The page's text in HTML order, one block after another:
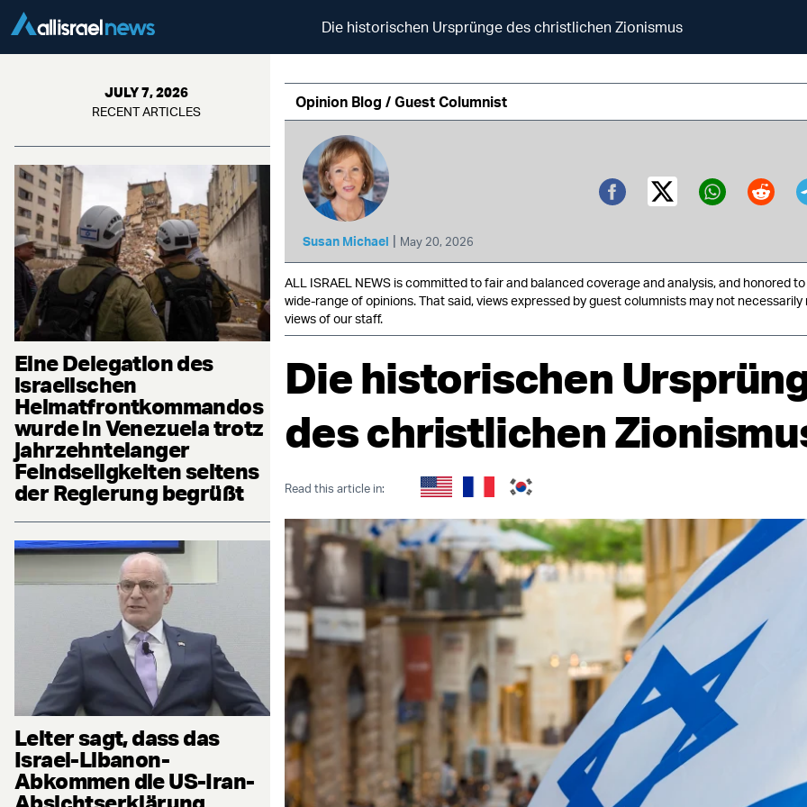
Die historischen Ursprünge des christlichen Zionismus
JULY 7, 2026
RECENT ARTICLES
Eine Delegation des
israelischen
Heimatfrontkommandos
wurde in Venezuela trotz
jahrzehntelanger
Feindseligkeiten seitens
der Regierung begrüßt
Leiter sagt, dass das
Israel-Libanon-
Abkommen die US-Iran-
Opinion Blog / Guest Columnist
Susan Michael | May 20, 2026
Facebook
Twitter (X)
ALL ISRAEL NEWS is committed to fair and balanced coverage and analysis, and honored
wide-range of opinions. That said, views expressed by guest columnists may not
views of our staff.
Die historischen
des christlichen
Read this article in: